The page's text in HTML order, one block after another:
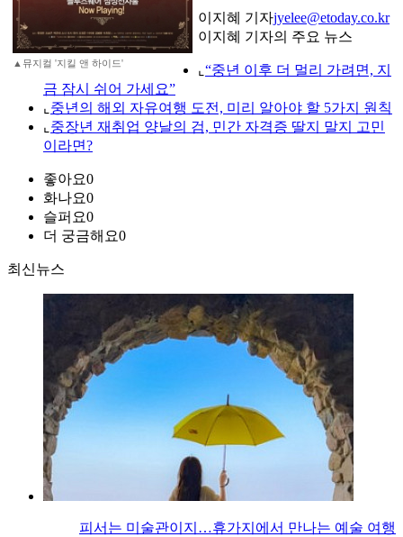
▲뮤지컬 '지킬 앤 하이드'
이지혜 기자jyelee@etoday.co.kr
이지혜 기자의 주요 뉴스
⌞ “중년 이후 더 멀리 가려면, 지
금 잠시 쉬어 가세요”
⌞ 중년의 해외 자유여행 도전, 미리 알아야 할 5가지 원칙
⌞ 중장년 재취업 양날의 검, 민간 자격증 딸지 말지 고민
이라면?
좋아요0
화나요0
슬퍼요0
더 궁금해요0
최신뉴스
피서는 미술관이지…휴가지에서 만나는 예술 여행